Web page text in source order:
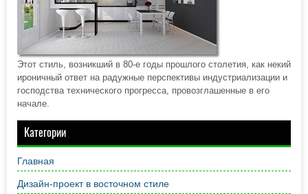
Этот стиль, возникший в 80-е годы прошлого столетия, как некий
ироничный ответ на радужные перспективы индустриализации и
господства технического прогресса, провозглашенные в его
начале.
Категории
Главная
Дизайн-проект в восточном стиле